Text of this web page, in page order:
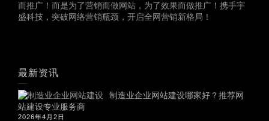
而推广！而是为了营销而做网站，为了效果而做推广！携手宇
盛科技，突破网络营销瓶颈，开启全网营销新格局！
最新资讯
制造业企业网站建设哪家好？推荐网
站建设专业服务商
2026年4月2日